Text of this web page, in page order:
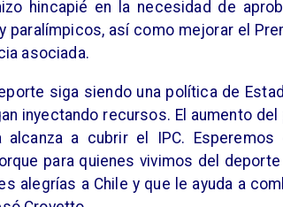
hincapié en la necesidad de
paralímpicos, así como mejorar el
asociada.
siga siendo una política de
inyectando recursos. El aumento
alcanza a cubrir el IPC.
para quienes vivimos del
alegrías a Chile y que le ayuda a